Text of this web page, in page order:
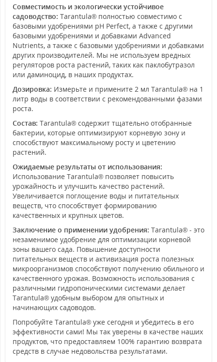
Совместимость и экологически устойчивое
садоводство: Tarantula® полностью совместимо с
базовыми удобрениями pH Perfect, а также с другими
базовыми удобрениями и добавками Advanced
Nutrients, а также с базовыми удобрениями и добавками
других производителей. Мы не используем вредных
регуляторов роста растений, таких как паклобутразол
или даминоцид, в наших продуктах.
Дозировка: Измерьте и примените 2 мл Tarantula® на 1
литр воды в соответствии с рекомендованными фазами
роста.
Состав: Tarantula® содержит тщательно отобранные
бактерии, которые оптимизируют корневую зону и
способствуют максимальному росту и цветению
растений.
Ожидаемые результаты от использования:
Использование Tarantula® позволяет повысить
урожайность и улучшить качество растений.
Увеличивается поглощение воды и питательных
веществ, что способствует формированию
качественных и крупных цветов.
Заключение о применении удобрения: Tarantula® - это
незаменимое удобрение для оптимизации корневой
зоны вашего сада. Повышение доступности
питательных веществ и активизация роста полезных
микроорганизмов способствуют получению обильного и
качественного урожая. Возможность использования с
различными гидропоническими системами делает
Tarantula® удобным выбором для опытных и
начинающих садоводов.
Попробуйте Tarantula® уже сегодня и убедитесь в его
эффективности сами! Мы так уверены в качестве наших
продуктов, что предоставляем 100% гарантию возврата
средств в случае недовольства результатами.